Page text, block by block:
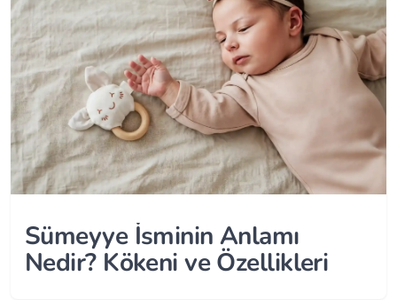
Sümeyye İsminin Anlamı
Nedir? Kökeni ve Özellikleri